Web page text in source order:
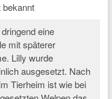
bekannt
eine
mit späterer
Lilly wurde
ausgesetzt. Nach
Tierheim ist wie bei